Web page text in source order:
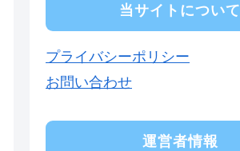
当サイトについて
プライバシーポリシー
お問い合わせ
運営者情報